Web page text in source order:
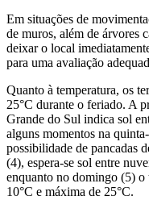
Em situações de
de muros, além de árvores
deixar o local
para uma avaliação
Quanto à temperatura, os
25°C durante o feriado. A
Grande do Sul indica sol
alguns momentos na
possibilidade de pancadas
(4), espera-se sol entre
enquanto no domingo (5)
10°C e máxima de 25°C.